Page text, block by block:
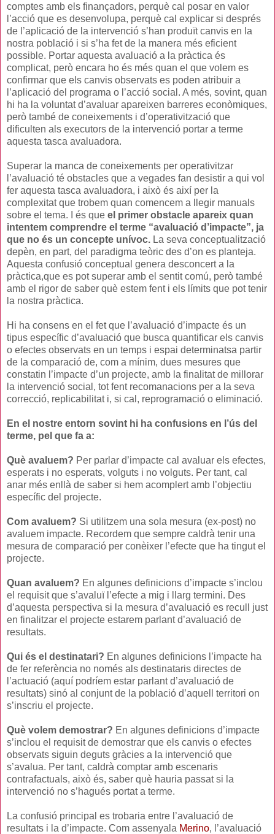
comptes amb els finançadors, perquè cal posar en valor
l’acció que es desenvolupa, perquè cal explicar si després
de l’aplicació de la intervenció s’han produït canvis en la
nostra població i si s’ha fet de la manera més eficient
possible. Portar aquesta avaluació a la pràctica és
complicat, però encara ho és més quan el que volem es
confirmar que els canvis observats es poden atribuir a
l’aplicació del programa o l’acció social. A més, sovint, quan
hi ha la voluntat d’avaluar apareixen barreres econòmiques,
però també de coneixements i d’operativització que
dificulten als executors de la intervenció portar a terme
aquesta tasca avaluadora.
Superar la manca de coneixements per operativitzar
l’avaluació té obstacles que a vegades fan desistir a qui vol
fer aquesta tasca avaluadora, i això és així per la
complexitat que trobem quan comencem a llegir manuals
sobre el tema. I és que el primer obstacle apareix quan
intentem comprendre el terme “avaluació d’impacte”, ja
que no és un concepte unívoc. La seva conceptualització
depèn, en part, del paradigma teòric des d’on es planteja.
Aquesta confusió conceptual genera desconcert a la
pràctica,que es pot superar amb el sentit comú, però també
amb el rigor de saber què estem fent i els límits que pot tenir
la nostra pràctica.
Hi ha consens en el fet que l’avaluació d’impacte és un
tipus específic d’avaluació que busca quantificar els canvis
o efectes observats en un temps i espai determinatsa partir
de la comparació de, com a mínim, dues mesures que
constatin l’impacte d’un projecte, amb la finalitat de millorar
la intervenció social, tot fent recomanacions per a la seva
correcció, replicabilitat i, si cal, reprogramació o eliminació.
En el nostre entorn sovint hi ha confusions en l’ús del
terme, pel que fa a:
Què avaluem? Per parlar d’impacte cal avaluar els efectes,
esperats i no esperats, volguts i no volguts. Per tant, cal
anar més enllà de saber si hem acomplert amb l’objectiu
específic del projecte.
Com avaluem? Si utilitzem una sola mesura (ex-post) no
avaluem impacte. Recordem que sempre caldrà tenir una
mesura de comparació per conèixer l’efecte que ha tingut el
projecte.
Quan avaluem? En algunes definicions d’impacte s’inclou
el requisit que s’avaluï l’efecte a mig i llarg termini. Des
d’aquesta perspectiva si la mesura d’avaluació es recull just
en finalitzar el projecte estarem parlant d’avaluació de
resultats.
Qui és el destinatari? En algunes definicions l’impacte ha
de fer referència no només als destinataris directes de
l’actuació (aquí podríem estar parlant d’avaluació de
resultats) sinó al conjunt de la població d’aquell territori on
s’inscriu el projecte.
Què volem demostrar? En algunes definicions d’impacte
s’inclou el requisit de demostrar que els canvis o efectes
observats siguin deguts gràcies a la intervenció que
s’avalua. Per tant, caldrà comptar amb escenaris
contrafactuals, això és, saber què hauria passat si la
intervenció no s’hagués portat a terme.
La confusió principal es trobaria entre l’avaluació de
resultats i la d’impacte. Com assenyala Merino, l’avaluació